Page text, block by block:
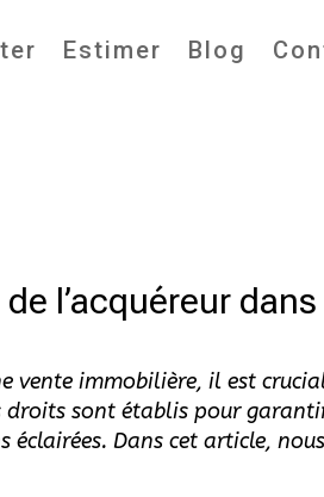
Estimer Blog
l’acquéreur dans
vente immobilière, il est
droits sont établis pour
Dans cet article,